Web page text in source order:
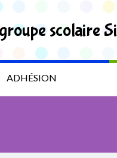
scolaire
ADHÉSION